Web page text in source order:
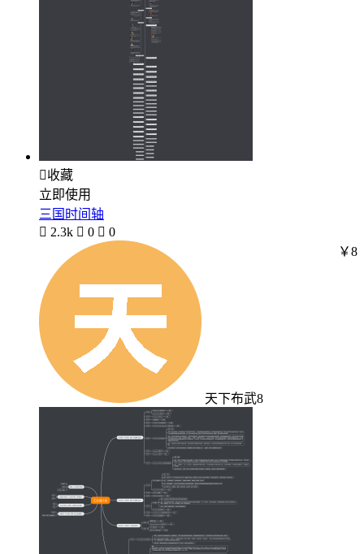
收藏
立即使用
三国时间轴
 2.3k  0  0
天下布武8
￥8